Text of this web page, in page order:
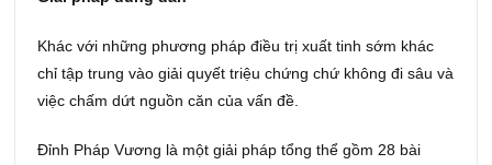
Khác với những phương pháp điều trị xuất tinh sớm khác
chỉ tập trung vào giải quyết triệu chứng chứ không đi sâu và
việc chấm dứt nguồn căn của vấn đề.
Đỉnh Pháp Vương là một giải pháp tổng thể gồm 28 bài